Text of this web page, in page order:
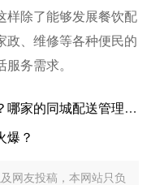
样除了能够发展餐饮配
政、维修等各种便民的
务需求。
上一篇：外卖同城配送系统怎么做？哪家的同城配送管理系统好？
爆？
网友投稿，本网站只负